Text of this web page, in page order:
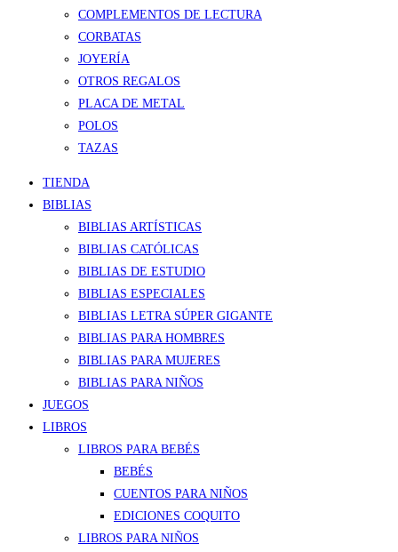
COMPLEMENTOS DE LECTURA
CORBATAS
JOYERÍA
OTROS REGALOS
PLACA DE METAL
POLOS
TAZAS
TIENDA
BIBLIAS
BIBLIAS ARTÍSTICAS
BIBLIAS CATÓLICAS
BIBLIAS DE ESTUDIO
BIBLIAS ESPECIALES
BIBLIAS LETRA SÚPER GIGANTE
BIBLIAS PARA HOMBRES
BIBLIAS PARA MUJERES
BIBLIAS PARA NIÑOS
JUEGOS
LIBROS
LIBROS PARA BEBÉS
BEBÉS
CUENTOS PARA NIÑOS
EDICIONES COQUITO
LIBROS PARA NIÑOS